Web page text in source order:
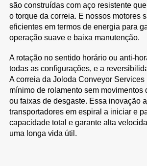
são construídas com aço resistente
o torque da correia. E nossos motores
eficientes em termos de energia para
operação suave e baixa manutenção.
A rotação no sentido horário ou anti-
todas as configurações, e a
A correia da Joloda Conveyor Services
mínimo de rolamento sem movimentos
ou faixas de desgaste. Essa inovação
transportadores em espiral a iniciar e
capacidade total e garante alta
uma longa vida útil.